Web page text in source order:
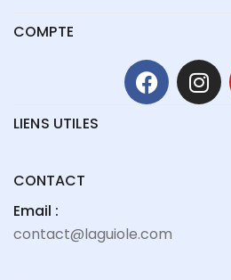
Français)
COMPTE
LIENS UTILES
CONTACT
Email :
contact@laguiole.com